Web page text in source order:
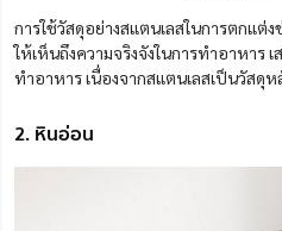
การใช้วัสดุอย่างสแตนเลสในการตกแต่ง
ให้เห็นถึงความจริงจังในการทำอาหา
ทำอาหาร เนื่องจากสแตนเลสเป็นวัสดุ
2. หินอ่อน